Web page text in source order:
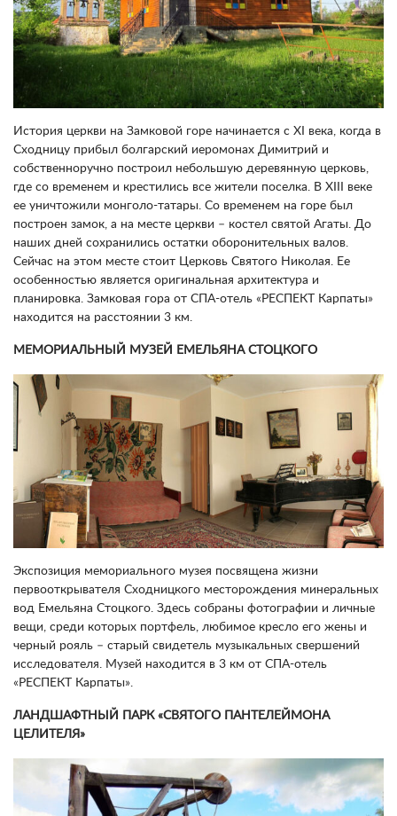
История церкви на Замковой горе начинается с XI века, когда в
Сходницу прибыл болгарский иеромонах Димитрий и
собственноручно построил небольшую деревянную церковь,
где со временем и крестились все жители поселка. В XIII веке
ее уничтожили монголо-татары. Со временем на горе был
построен замок, а на месте церкви – костел святой Агаты. До
наших дней сохранились остатки оборонительных валов.
Сейчас на этом месте стоит Церковь Святого Николая. Ее
особенностью является оригинальная архитектура и
планировка. Замковая гора от СПА-отель «РЕСПЕКТ Карпаты»
находится на расстоянии 3 км.
МЕМОРИАЛЬНЫЙ МУЗЕЙ ЕМЕЛЬЯНА СТОЦКОГО
Экспозиция мемориального музея посвящена жизни
первооткрывателя Сходницкого месторождения минеральных
вод Емельяна Стоцкого. Здесь собраны фотографии и личные
вещи, среди которых портфель, любимое кресло его жены и
черный рояль – старый свидетель музыкальных свершений
исследователя. Музей находится в 3 км от СПА-отель
«РЕСПЕКТ Карпаты».
ЛАНДШАФТНЫЙ ПАРК «СВЯТОГО ПАНТЕЛЕЙМОНА
ЦЕЛИТЕЛЯ»